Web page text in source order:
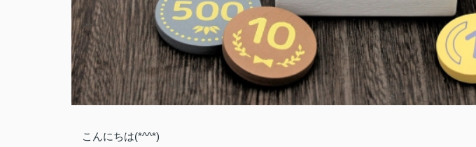
こんにちは(*^^*)